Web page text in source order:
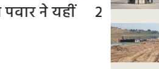
कानून, पी.
हमला
MP को